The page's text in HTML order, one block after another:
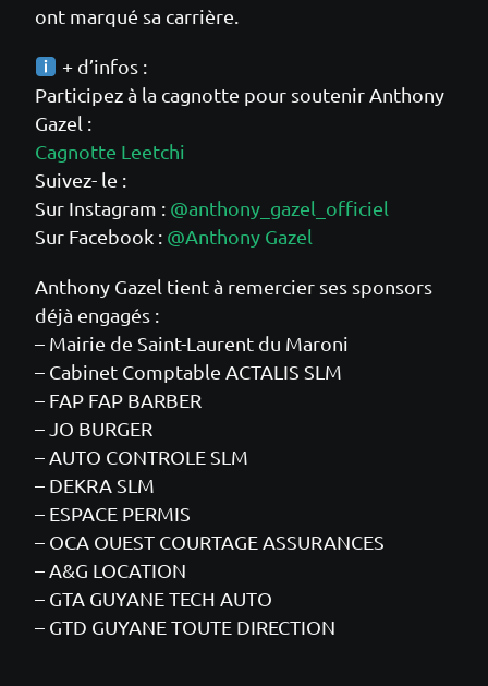
ont marqué sa carrière.
+ d’infos :
Participez à la cagnotte pour soutenir Anthony
Gazel :
Cagnotte Leetchi
Suivez- le :
Sur Instagram : @anthony_gazel_officiel
Sur Facebook : @Anthony Gazel
Anthony Gazel tient à remercier ses sponsors
déjà engagés :
– Mairie de Saint-Laurent du Maroni
– Cabinet Comptable ACTALIS SLM
– FAP FAP BARBER
– JO BURGER
– AUTO CONTROLE SLM
– DEKRA SLM
– ESPACE PERMIS
– OCA OUEST COURTAGE ASSURANCES
– A&G LOCATION
– GTA GUYANE TECH AUTO
– GTD GUYANE TOUTE DIRECTION